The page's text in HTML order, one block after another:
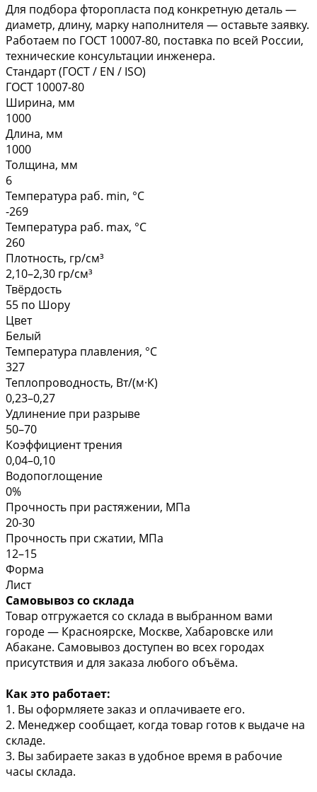
Для подбора фторопласта под конкретную деталь —
диаметр, длину, марку наполнителя — оставьте заявку.
Работаем по ГОСТ 10007-80, поставка по всей России,
технические консультации инженера.
Стандарт (ГОСТ / EN / ISO)
ГОСТ 10007-80
Ширина, мм
1000
Длина, мм
1000
Толщина, мм
6
Температура раб. min, °C
-269
Температура раб. max, °C
260
Плотность, гр/см³
2,10–2,30 гр/см³
Твёрдость
55 по Шору
Цвет
Белый
Температура плавления, °С
327
Теплопроводность, Вт/(м·К)
0,23–0,27
Удлинение при разрыве
50–70
Коэффициент трения
0,04–0,10
Водопоглощение
0%
Прочность при растяжении, МПа
20-30
Прочность при сжатии, МПа
12–15
Форма
Лист
Самовывоз со склада
Товар отгружается со склада в выбранном вами
городе — Красноярске, Москве, Хабаровске или
Абакане. Самовывоз доступен во всех городах
присутствия и для заказа любого объёма.
Как это работает:
1. Вы оформляете заказ и оплачиваете его.
2. Менеджер сообщает, когда товар готов к выдаче на
складе.
3. Вы забираете заказ в удобное время в рабочие
часы склада.